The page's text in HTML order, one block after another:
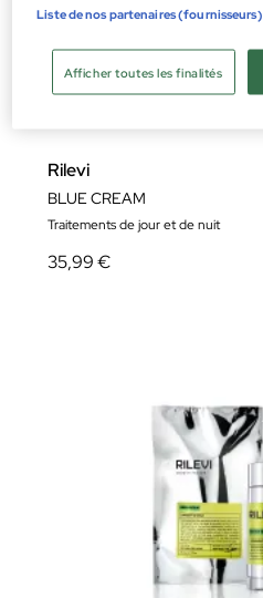
Rilevi
BLUE CREAM
Traitements de jour et de nuit
35,99 €
Liste de nos partenaires (fournisseurs)
Afficher toutes les finalités